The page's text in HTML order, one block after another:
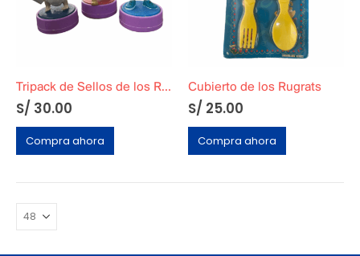
Tripack de Sellos de los Rugrats
S/ 30.00
Compra ahora
Cubierto de los Rugrats
S/ 25.00
Compra ahora